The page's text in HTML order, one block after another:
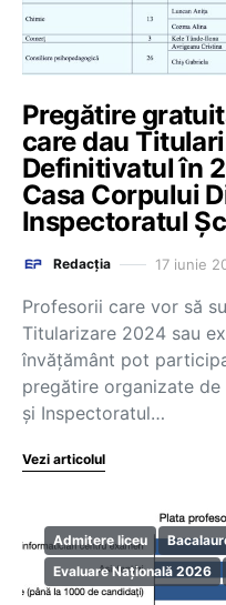
Pregătire
care dau
Definitivatul în
Casa Corpului
Inspectoratul
Redacția 17 iunie
Profesorii care vor să
Titularizare 2024 sau
învățământ pot
pregătire organizate
și Inspectoratul…
Vezi articolul
Admitere liceu
Evaluare Națională 2026